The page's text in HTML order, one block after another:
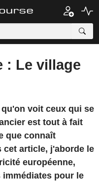
: Le village
voit ceux qui se
est tout à fait
que connaît
cet article, j'aborde le
européenne,
pour le